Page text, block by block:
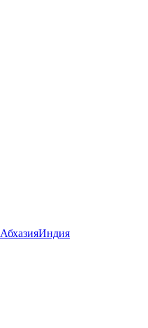
АбхазияИндия